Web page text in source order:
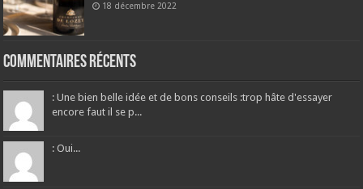
18 décembre 2022
Commentaires récents
: Une bien belle idée et de bons conseils :trop hâte d'essayer
encore faut il se p...
: Oui...